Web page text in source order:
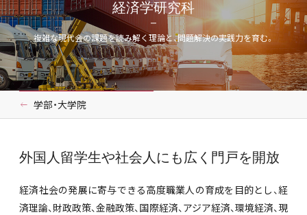
経済学研究科
複雑な現代会の課題を読み解く理論と、問題解決の実践力を育む。
学部・大学院
外国人留学生や社会人にも広く門戸を開放
経済社会の発展に寄与できる高度職業人の育成を目的とし、経
済理論、財政政策、金融政策、国際経済、アジア経済、環境経済、現